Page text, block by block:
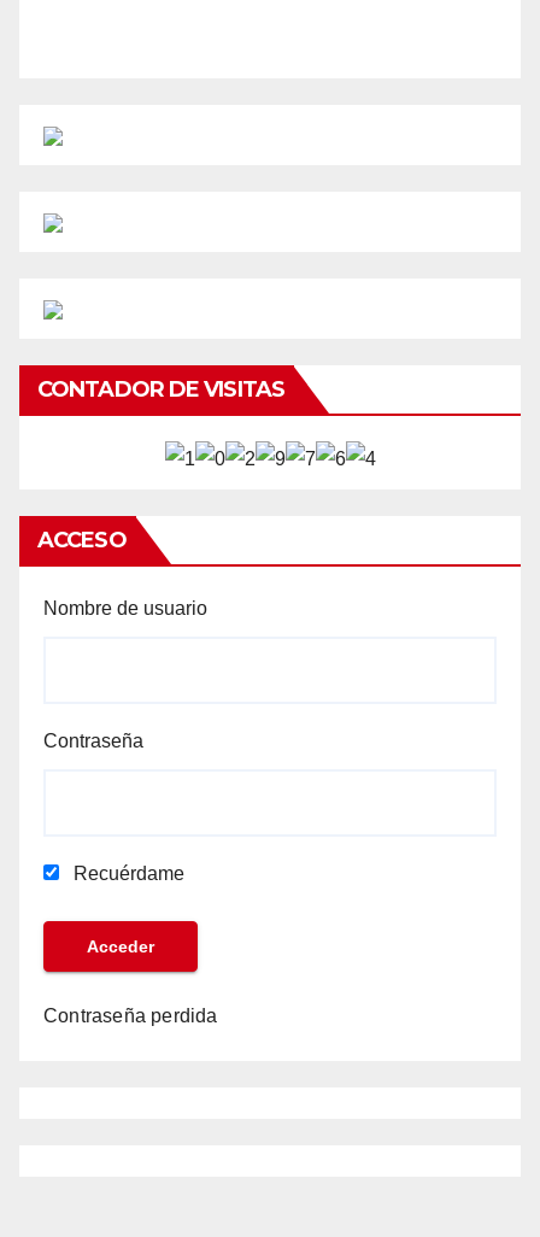
CONTADOR DE VISITAS
ACCESO
Nombre de usuario
Contraseña
Recuérdame
Contraseña perdida